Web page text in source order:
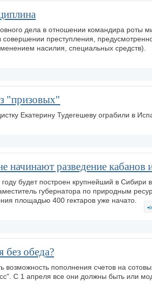
дела в отношении командира роты
преступления,
насилия, специальных средств).
"призовых"
Екатерину Тудегешеву ограбили в
начинают разведение кабанов
будет построен крупнейший в Сибири
губернатора по природным
площадью 400 гектаров уже начато.
без обеда?
возможность пополнения счетов на
С 1 апреля все они должны быть или